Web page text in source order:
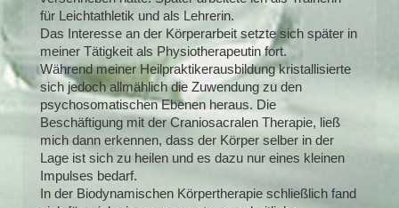
für Leichtathletik und als Lehrerin.
Das Interesse an der Körperarbeit setzte sich später in
meiner Tätigkeit als Physiotherapeutin fort.
Während meiner Heilpraktikerausbildung kristallisierte
sich jedoch allmählich die Zuwendung zu den
psychosomatischen Ebenen heraus. Die
Beschäftigung mit der Craniosacralen Therapie, ließ
mich dann erkennen, dass der Körper selber in der
Lage ist sich zu heilen und es dazu nur eines kleinen
Impulses bedarf.
In der Biodynamischen Körpertherapie schließlich fand